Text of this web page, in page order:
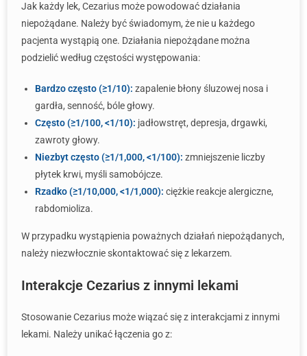
Jak każdy lek, Cezarius może powodować działania
niepożądane. Należy być świadomym, że nie u każdego
pacjenta wystąpią one. Działania niepożądane można
podzielić według częstości występowania:
Bardzo często (≥1/10): zapalenie błony śluzowej nosa i
gardła, senność, bóle głowy.
Często (≥1/100, <1/10): jadłowstręt, depresja, drgawki,
zawroty głowy.
Niezbyt często (≥1/1,000, <1/100): zmniejszenie liczby
płytek krwi, myśli samobójcze.
Rzadko (≥1/10,000, <1/1,000): ciężkie reakcje alergiczne,
rabdomioliza.
W przypadku wystąpienia poważnych działań niepożądanych,
należy niezwłocznie skontaktować się z lekarzem.
Interakcje Cezarius z innymi lekami
Stosowanie Cezarius może wiązać się z interakcjami z innymi
lekami. Należy unikać łączenia go z: